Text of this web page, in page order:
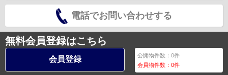
電話でお問い合わせする
無料会員登録はこちら
会員登録 公開物件数：0件
会員物件数：0件